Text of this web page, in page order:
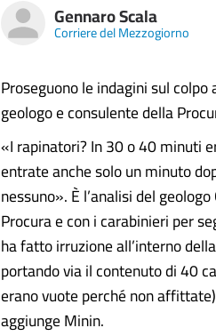
Gennaro Scala
Corriere del Mezzogiorno
Proseguono le indagini sul
geologo e consulente della
«I rapinatori? In 30 o 40 minuti
entrate anche solo un minuto
nessuno». È l’analisi del
Procura e con i carabinieri per
ha fatto irruzione all’interno
portando via il contenuto di 40
erano vuote perché non
aggiunge Minin.